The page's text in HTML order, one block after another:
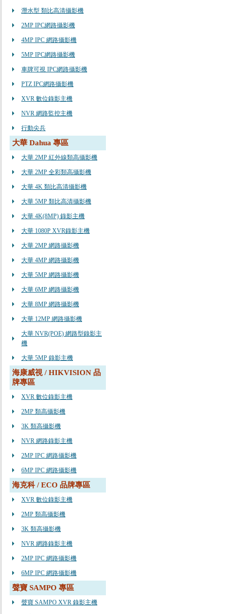
潛水型 類比高清攝影機
2MP IPC網路攝影機
4MP IPC 網路攝影機
5MP IPC網路攝影機
車牌可視 IPC網路攝影機
PTZ IPC網路攝影機
XVR 數位錄影主機
NVR 網路監控主機
行動尖兵
大華 Dahua 專區
大華 2MP 紅外線類高攝影機
大華 2MP 全彩類高攝影機
大華 4K 類比高清攝影機
大華 5MP 類比高清攝影機
大華 4K(8MP) 錄影主機
大華 1080P XVR錄影主機
大華 2MP 網路攝影機
大華 4MP 網路攝影機
大華 5MP 網路攝影機
大華 6MP 網路攝影機
大華 8MP 網路攝影機
大華 12MP 網路攝影機
大華 NVR(POE) 網路型錄影主
機
大華 5MP 錄影主機
海康威視 / HIKVISION 品
牌專區
XVR 數位錄影主機
2MP 類高攝影機
3K 類高攝影機
NVR 網路錄影主機
2MP IPC 網路攝影機
6MP IPC 網路攝影機
海克科 / ECO 品牌專區
XVR 數位錄影主機
2MP 類高攝影機
3K 類高攝影機
NVR 網路錄影主機
2MP IPC 網路攝影機
6MP IPC 網路攝影機
聲寶 SAMPO 專區
聲寶 SAMPO XVR 錄影主機